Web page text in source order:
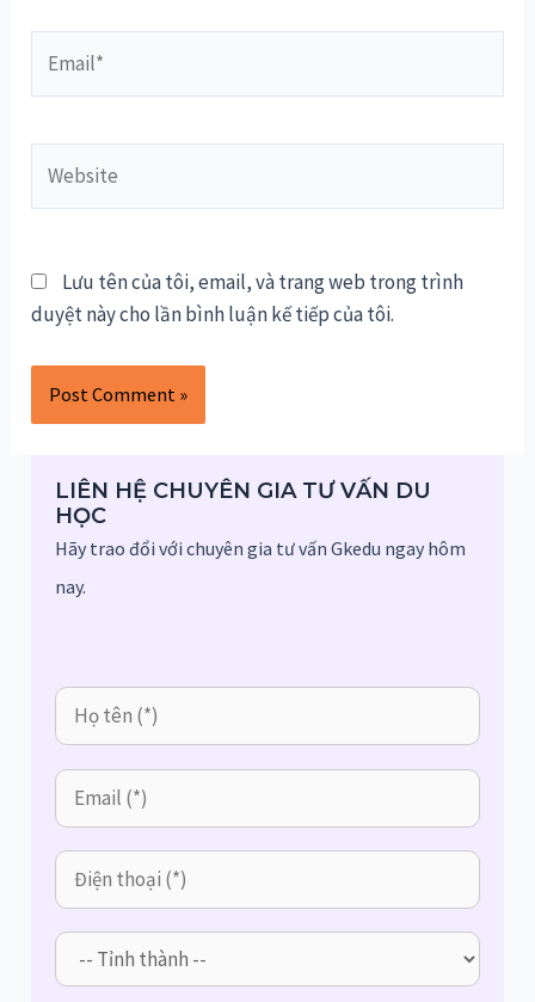
Lưu tên của tôi, email, và trang web trong trình
duyệt này cho lần bình luận kế tiếp của tôi.
LIÊN HỆ CHUYÊN GIA TƯ VẤN DU
HỌC
Hãy trao đổi với chuyên gia tư vấn Gkedu ngay hôm
nay.